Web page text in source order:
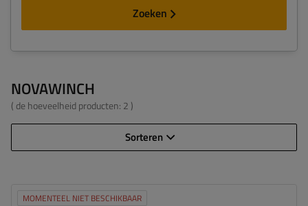
Zoeken
NOVAWINCH
( de hoeveelheid producten: 2 )
Sorteren
MOMENTEEL NIET BESCHIKBAAR